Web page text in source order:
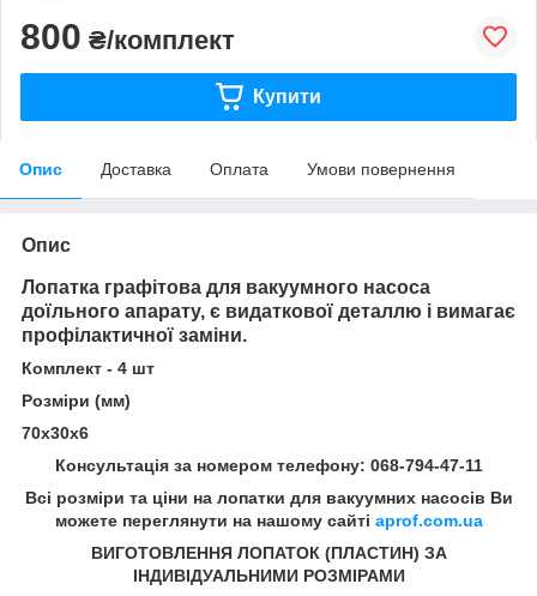
800 ₴/комплект
Купити
Опис Доставка Оплата Умови повернення
Опис
Лопатка графітова для вакуумного насоса
доїльного апарату, є видаткової деталлю і вимагає
профілактичної заміни.
Комплект - 4 шт
Розміри (мм)
70х30х6
Консультація за номером телефону: 068-794-47-11
Всі розміри та ціни на лопатки для вакуумних насосів Ви
можете переглянути на нашому сайті aprof.com.ua
ВИГОТОВЛЕННЯ ЛОПАТОК (ПЛАСТИН) ЗА
ІНДИВІДУАЛЬНИМИ РОЗМІРАМИ